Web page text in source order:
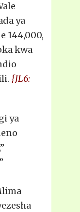
ya
144,000,
kwa
{JL6:
ya